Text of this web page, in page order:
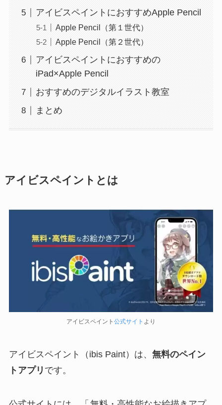
アイビスペイントにおすすめApple Pencil
Apple Pencil（第１世代）
Apple Pencil（第２世代）
アイビスペイントにおすすめの
iPad×Apple Pencil
おすすめのデジタルイラスト教室
まとめ
アイビスペイントとは
アイビスペイント 公式サイト より
アイビスペイント（ibis Paint）は、 無料のペイン
トアプリ です。